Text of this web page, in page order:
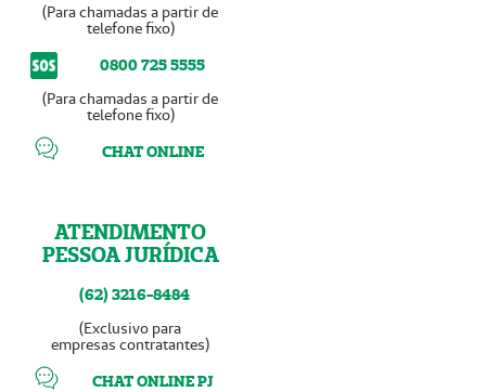
(Para chamadas a partir de
telefone fixo)
0800 725 5555
(Para chamadas a partir de
telefone fixo)
CHAT ONLINE
ATENDIMENTO
PESSOA JURÍDICA
(62) 3216-8484
(Exclusivo para
empresas contratantes)
CHAT ONLINE PJ